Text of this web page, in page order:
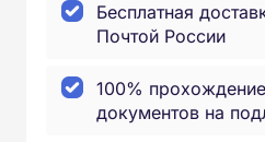
Бесплатная
Почтой России
100%
документов на